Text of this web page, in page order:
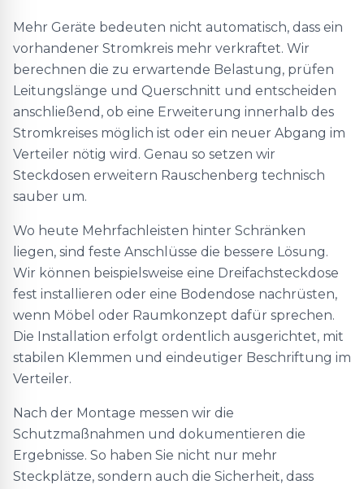
Mehr Geräte bedeuten nicht automatisch, dass ein
vorhandener Stromkreis mehr verkraftet. Wir
berechnen die zu erwartende Belastung, prüfen
Leitungslänge und Querschnitt und entscheiden
anschließend, ob eine Erweiterung innerhalb des
Stromkreises möglich ist oder ein neuer Abgang im
Verteiler nötig wird. Genau so setzen wir
Steckdosen erweitern Rauschenberg technisch
sauber um.
Wo heute Mehrfachleisten hinter Schränken
liegen, sind feste Anschlüsse die bessere Lösung.
Wir können beispielsweise eine Dreifachsteckdose
fest installieren oder eine Bodendose nachrüsten,
wenn Möbel oder Raumkonzept dafür sprechen.
Die Installation erfolgt ordentlich ausgerichtet, mit
stabilen Klemmen und eindeutiger Beschriftung im
Verteiler.
Nach der Montage messen wir die
Schutzmaßnahmen und dokumentieren die
Ergebnisse. So haben Sie nicht nur mehr
Steckplätze, sondern auch die Sicherheit, dass